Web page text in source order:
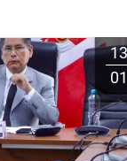
13
01